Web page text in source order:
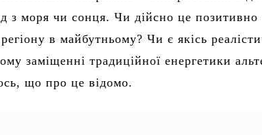
з моря чи сонця. Чи дійсно це позитивно
в майбутньому? Чи є якісь
заміщенні традиційної енергетики
що про це відомо.